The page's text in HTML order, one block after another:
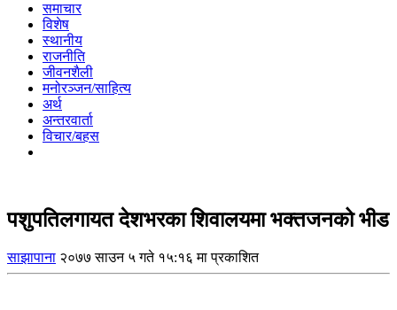
समाचार
विशेष
स्थानीय
राजनीति
जीवनशैली
मनोरञ्जन/साहित्य
अर्थ
अन्तरवार्ता
विचार/बहस
पशुपतिलगायत देशभरका शिवालयमा भक्तजनको भीड
साझापाना २०७७ साउन ५ गते १५:१६ मा प्रकाशित